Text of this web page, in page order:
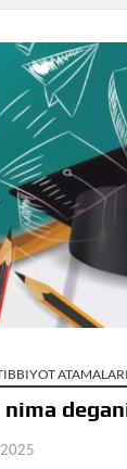
ATAMALARI